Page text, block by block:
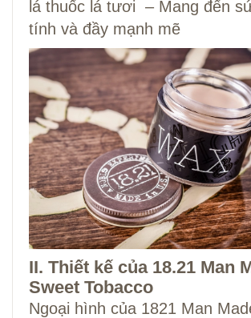
lá thuốc lá tươi – Mang đến
tính và đầy mạnh mẽ
II. Thiết kế của 18.21 Man
Sweet Tobacco
Ngoại hình của 1821 Man